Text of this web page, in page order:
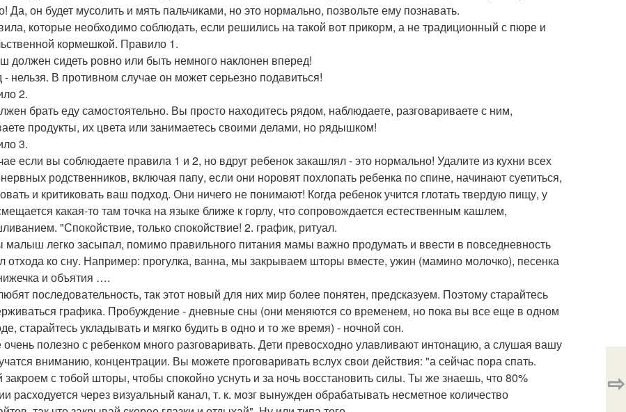
Да, он будет мусолить и мять пальчиками, но это нормально, позвольте ему познавать.
которые необходимо соблюдать, если решились на такой вот прикорм, а не традиционный с пюре и
кормешкой. Правило 1.
должен сидеть ровно или быть немного наклонен вперед!
- нельзя. В противном случае он может серьезно подавиться!
2.
брать еду самостоятельно. Вы просто находитесь рядом, наблюдаете, разговариваете с ним,
продукты, их цвета или занимаетесь своими делами, но рядышком!
3.
если вы соблюдаете правила 1 и 2, но вдруг ребенок закашлял - это нормально! Удалите из кухни всех
родственников, включая папу, если они норовят похлопать ребенка по спине, начинают суетиться,
и критиковать ваш подход. Они ничего не понимают! Когда ребенок учится глотать твердую пищу, у
какая-то там точка на языке ближе к горлу, что сопровождается естественным кашлем,
"Спокойствие, только спокойствие! 2. график, ритуал.
малыш легко засыпал, помимо правильного питания мамы важно продумать и ввести в повседневность
отхода ко сну. Например: прогулка, ванна, мы закрываем шторы вместе, ужин (мамино молочко), песенка
и объятия ….
последовательность, так этот новый для них мир более понятен, предсказуем. Поэтому старайтесь
графика. Пробуждение - дневные сны (они меняются со временем, но пока вы все еще в одном
старайтесь укладывать и мягко будить в одно и то же время) - ночной сон.
очень полезно с ребенком много разговаривать. Дети превосходно улавливают интонацию, а слушая вашу
вниманию, концентрации. Вы можете проговаривать вслух свои действия: "а сейчас пора спать.
закроем с тобой шторы, чтобы спокойно уснуть и за ночь восстановить силы. Ты же знаешь, что 80%
расходуется через визуальный канал, т. к. мозг вынужден обрабатывать несметное количество
⇨